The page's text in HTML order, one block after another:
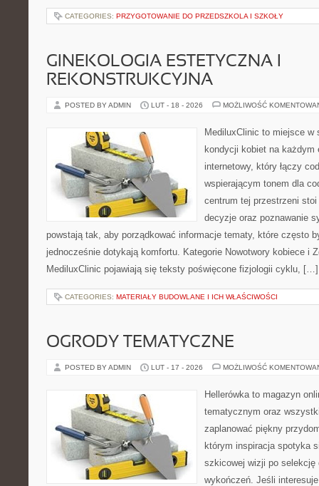
CATEGORIES: PRZYGOTOWANIE DO PRZEDSZKOLA I SZKOŁY
GINEKOLOGIA ESTETYCZNA I
REKONSTRUKCYJNA
POSTED BY ADMIN LUT - 18 - 2026 MOŻLIWOŚĆ
MediluxClinic to miejsce
kondycji kobiet na każdym
internetowy, który łączy
wspierającym tonem dla
centrum tej przestrzeni
decyzje oraz poznawanie
powstają tak, aby porządkować informacje tematy, które często
jednocześnie dotykają komfortu. Kategorie Nowotwory kobiece i
MediluxClinic pojawiają się teksty poświęcone fizjologii cyklu, […]
CATEGORIES: MATERIAŁY BUDOWLANE I ICH WŁAŚCIWOŚCI
OGRODY TEMATYCZNE
POSTED BY ADMIN LUT - 17 - 2026 MOŻLIWOŚĆ
Hellerówka to magazyn
tematycznym oraz
zaplanować piękny
którym inspiracja spotyka
szkicowej wizji po selekcję
wykończeń. Jeśli